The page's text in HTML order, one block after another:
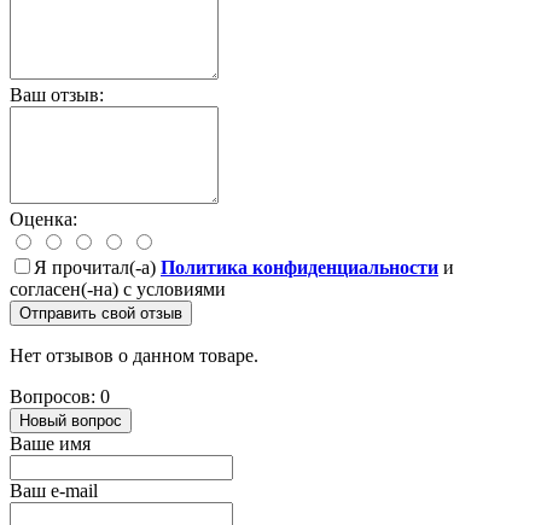
Ваш отзыв:
Оценка:
Я прочитал(-а) Политика конфиденциальности и
согласен(-на) с условиями
Отправить свой отзыв
Нет отзывов о данном товаре.
Вопросов: 0
Новый вопрос
Ваше имя
Ваш e-mail